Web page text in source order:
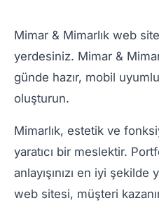
Mimar & Mimarlık web
yerdesiniz. Mimar &
günde hazır, mobil
oluşturun.
Mimarlık, estetik ve
yaratıcı bir meslektir.
anlayışınızı en iyi
web sitesi, müşteri